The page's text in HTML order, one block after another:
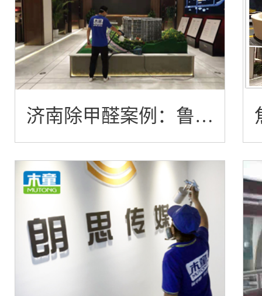
济南除甲醛案例：鲁能
领秀公馆售楼处